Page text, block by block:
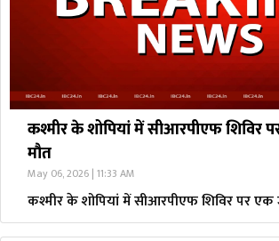
कश्मीर के शोपियां में सीआरपीएफ शिविर
मौत
May 06, 2026 | 11:33 AM
कश्मीर के शोपियां में सीआरपीएफ शिविर पर एक